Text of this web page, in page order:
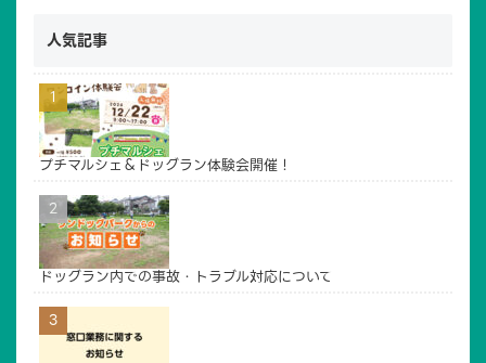
イベントご利用案内
アクセス
人気記事
プチマルシェ＆ドッグラン体験会開催！
ドッグラン内での事故・トラブル対応について